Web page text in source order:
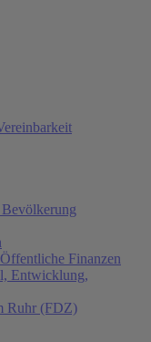
Finanzen
Entwicklung,
Ruhr (FDZ)